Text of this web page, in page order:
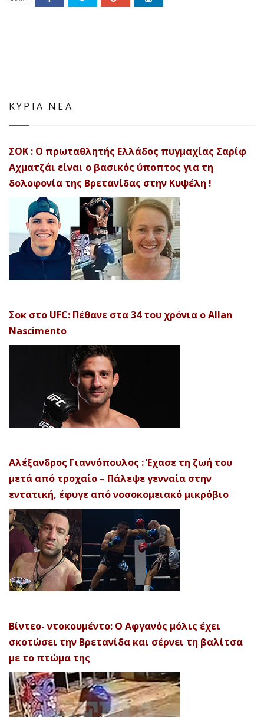
ΚΥΡΙΑ ΝΕΑ
ΣΟΚ : Ο πρωταθλητής Ελλάδος πυγμαχίας Σαρίφ
Αχματζάι είναι ο βασικός ύποπτος για τη
δολοφονία της Βρετανίδας στην Κυψέλη !
Σοκ στο UFC: Πέθανε στα 34 του χρόνια ο Allan
Nascimento
Αλέξανδρος Γιαννόπουλος : Έχασε τη ζωή του
μετά από τροχαίο – Πάλεψε γενναία στην
εντατική, έφυγε από νοσοκομειακό μικρόβιο
Βίντεο- ντοκουμέντο: Ο Αφγανός μόλις έχει
σκοτώσει την Βρετανίδα και σέρνει τη βαλίτσα
με το πτώμα της